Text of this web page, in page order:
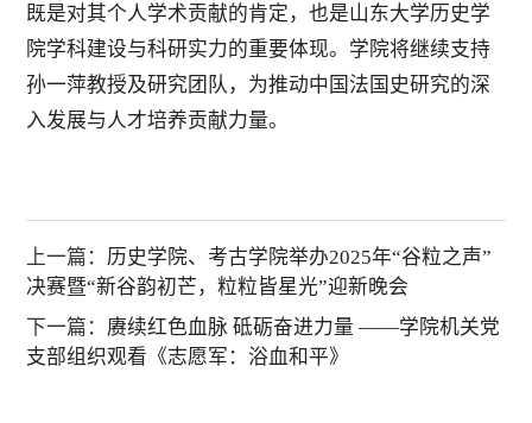
既是对其个人学术贡献的肯定，也是山东大学历史学
院学科建设与科研实力的重要体现。学院将继续支持
孙一萍教授及研究团队，为推动中国法国史研究的深
入发展与人才培养贡献力量。
上一篇： 历史学院、考古学院举办2025年“谷粒之声”
决赛暨“新谷韵初芒，粒粒皆星光”迎新晚会
下一篇： 赓续红色血脉 砥砺奋进力量 ——学院机关党
支部组织观看《志愿军：浴血和平》